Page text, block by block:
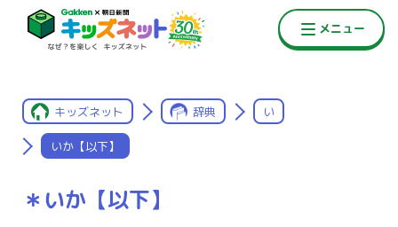
キッズネット 辞典 い
いか【以下】
＊いか【以下】